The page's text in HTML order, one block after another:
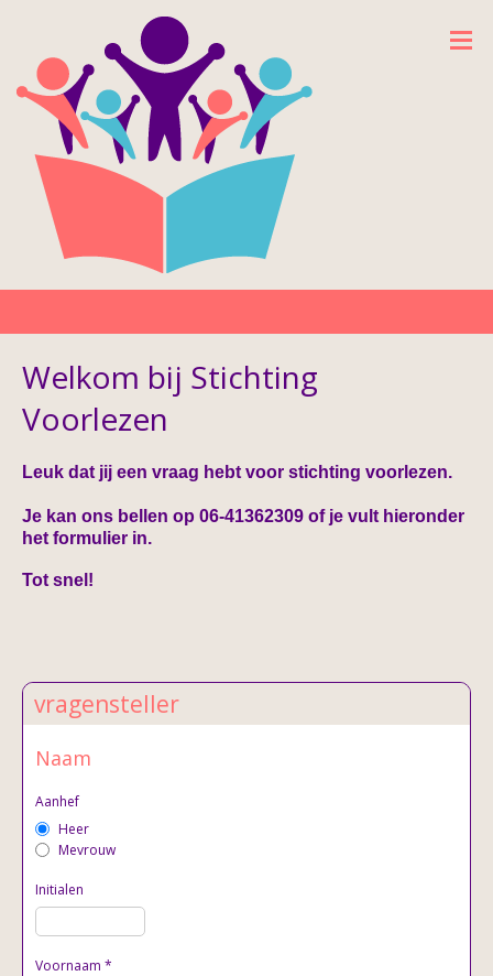
Welkom bij Stichting
Voorlezen
Leuk dat jij een vraag hebt voor stichting voorlezen.
Je kan ons bellen op 06-41362309 of je vult hieronder
het formulier in.
Tot snel!
vragensteller
Naam
Aanhef
Heer
Mevrouw
Initialen
Voornaam *